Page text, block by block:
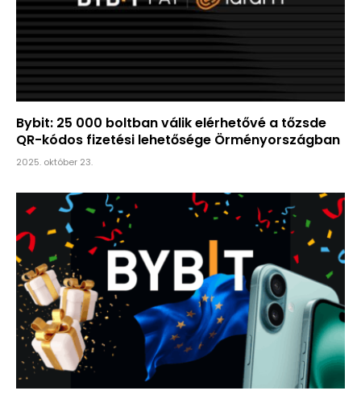
Bybit: 25 000 boltban válik elérhetővé a tőzsde
QR-kódos fizetési lehetősége Örményországban
2025. október 23.